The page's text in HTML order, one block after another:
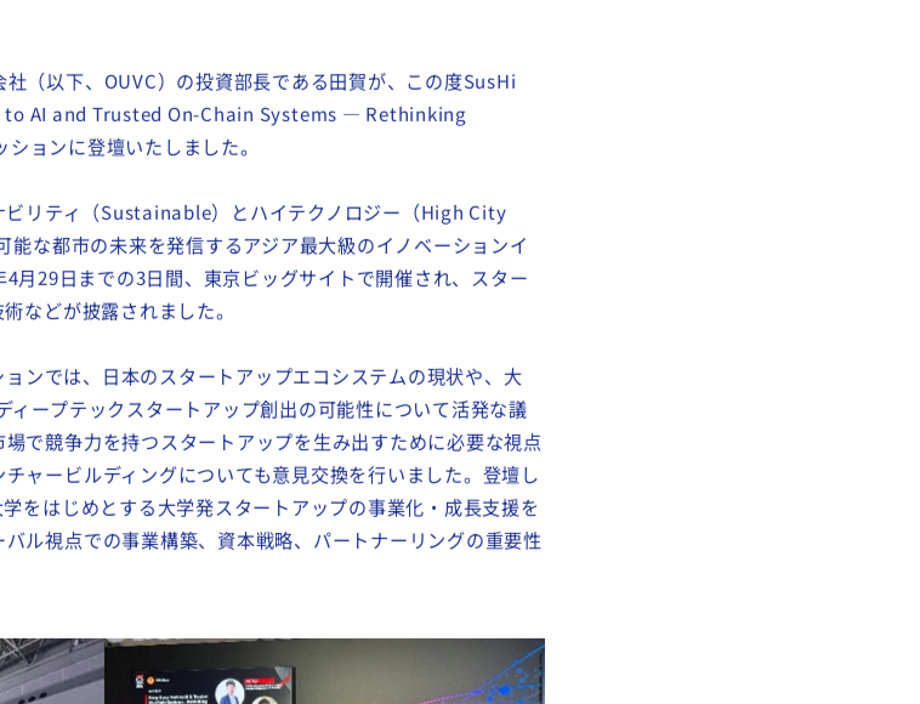
（以下、OUVC）の投資部長である田賀が、この度SusHi
to AI and Trusted On-Chain Systems — Rethinking
ョンに登壇いたしました。
リティ（Sustainable）とハイテクノロジー（High City
な都市の未来を発信するアジア最大級のイノベーションイ
月29日までの3日間、東京ビッグサイトで開催され、スター
などが披露されました。
ンでは、日本のスタートアップエコシステムの現状や、大
ィープテックスタートアップ創出の可能性について活発な議
で競争力を持つスタートアップを生み出すために必要な視点
ャービルディングについても意見交換を行いました。登壇し
をはじめとする大学発スタートアップの事業化・成長支援を
ル視点での事業構築、資本戦略、パートナーリングの重要性